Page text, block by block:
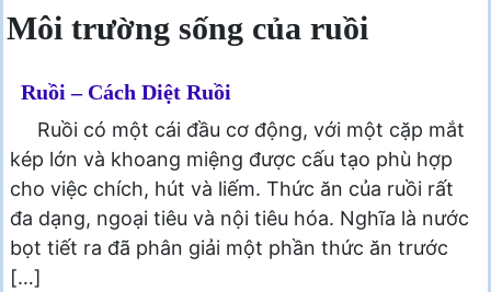
Môi trường sống của ruồi
Ruồi – Cách Diệt Ruồi
Ruồi có một cái đầu cơ động, với một cặp mắt
kép lớn và khoang miệng được cấu tạo phù hợp
cho việc chích, hút và liếm. Thức ăn của ruồi rất
đa dạng, ngoại tiêu và nội tiêu hóa. Nghĩa là nước
bọt tiết ra đã phân giải một phần thức ăn trước
[…]